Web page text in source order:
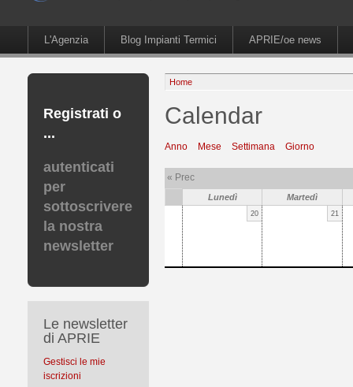
L'Agenzia Blog Impianti Termici APRIE/oe news
Registrati o
...
autenticati
per
sottoscrivere
la nostra
newsletter
Le newsletter
di APRIE
Gestisci le mie
iscrizioni
Home
Calendar
Anno Mese Settimana Giorno
« Prec
Lunedì Martedì
20 21